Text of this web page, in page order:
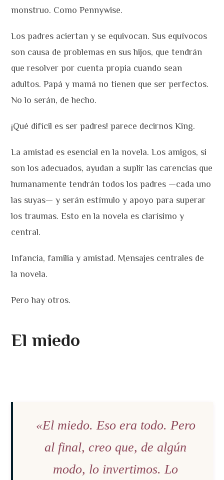
monstruo. Como Pennywise.
Los padres aciertan y se equivocan. Sus equívocos
son causa de problemas en sus hijos, que tendrán
que resolver por cuenta propia cuando sean
adultos. Papá y mamá no tienen que ser perfectos.
No lo serán, de hecho.
¡Qué difícil es ser padres! parece decirnos King.
La amistad es esencial en la novela. Los amigos, si
son los adecuados, ayudan a suplir las carencias que
humanamente tendrán todos los padres —cada uno
las suyas— y serán estímulo y apoyo para superar
los traumas. Esto en la novela es clarísimo y
central.
Infancia, familia y amistad. Mensajes centrales de
la novela.
Pero hay otros.
El miedo
«El miedo. Eso era todo. Pero
al final, creo que, de algún
modo, lo invertimos. Lo